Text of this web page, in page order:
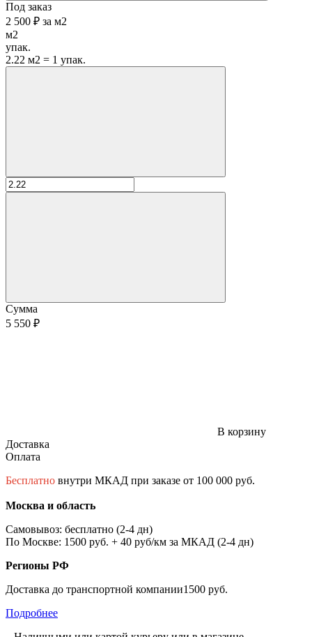
Под заказ
2 500 ₽ за м2
м2
упак.
2.22 м2 = 1 упак.
Сумма
5 550 ₽
В корзину
Доставка
Оплата
Бесплатно внутри МКАД при заказе от 100 000 руб.
Москва и область
Самовывоз: бесплатно (2-4 дн)
По Москве: 1500 руб. + 40 руб/км за МКАД (2-4 дн)
Регионы РФ
Доставка до транспортной компании1500 руб.
Подробнее